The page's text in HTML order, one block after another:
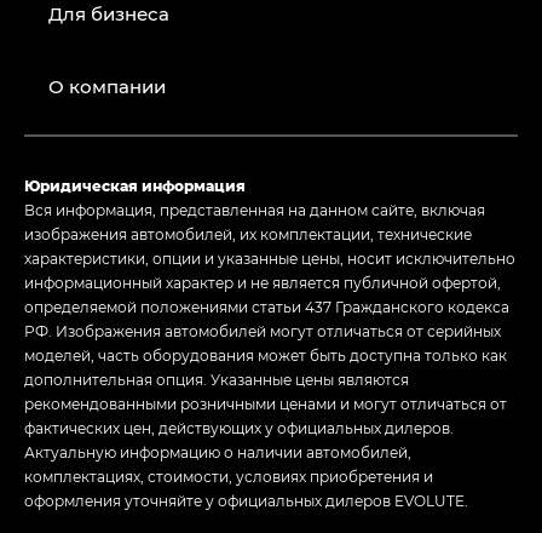
Для бизнеса
О компании
Юридическая информация
Вся информация, представленная на данном сайте, включая
изображения автомобилей, их комплектации, технические
характеристики, опции и указанные цены, носит исключительно
информационный характер и не является публичной офертой,
определяемой положениями статьи 437 Гражданского кодекса
РФ. Изображения автомобилей могут отличаться от серийных
моделей, часть оборудования может быть доступна только как
дополнительная опция. Указанные цены являются
рекомендованными розничными ценами и могут отличаться от
фактических цен, действующих у официальных дилеров.
Актуальную информацию о наличии автомобилей,
комплектациях, стоимости, условиях приобретения и
оформления уточняйте у официальных дилеров EVOLUTE.